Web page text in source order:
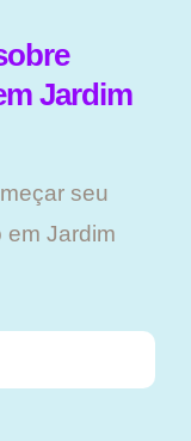
Jardim
seu
em Jardim